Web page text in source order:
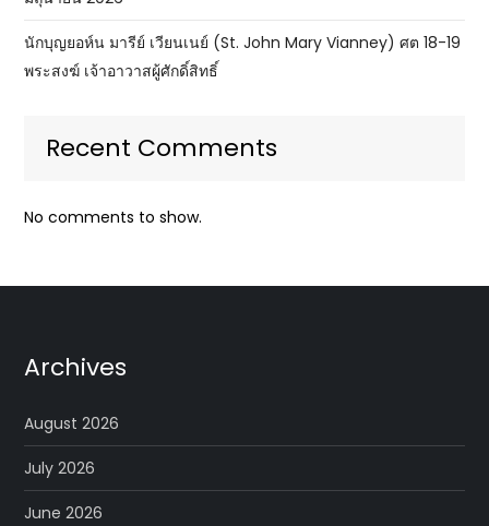
นักบุญยอห์น มารีย์ เวียนเนย์ (St. John Mary Vianney) ศต 18-19
พระสงฆ์ เจ้าอาวาสผู้ศักดิ์สิทธิ์
Recent Comments
No comments to show.
Archives
August 2026
July 2026
June 2026